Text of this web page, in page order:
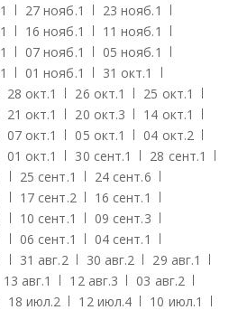
1 27 нояб.1 23 нояб.1
1 16 нояб.1 11 нояб.1
1 07 нояб.1 05 нояб.1
1 01 нояб.1 31 окт.1
28 окт.1 26 окт.1 25 окт.1
21 окт.1 20 окт.3 14 окт.1
07 окт.1 05 окт.1 04 окт.2
01 окт.1 30 сент.1 28 сент.1
25 сент.1 24 сент.6
17 сент.2 16 сент.1
10 сент.1 09 сент.3
06 сент.1 04 сент.1
31 авг.2 30 авг.2 29 авг.1
13 авг.1 12 авг.3 03 авг.2
18 июл.2 12 июл.4 10 июл.1